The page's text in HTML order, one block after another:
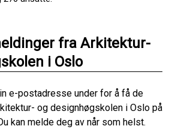
fra Arkitektur-
i Oslo
e-postadresse under for å få de
og designhøgskolen i Oslo på
kan melde deg av når som helst.